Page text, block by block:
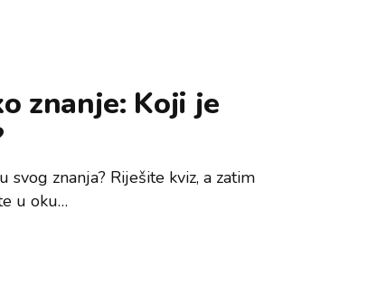
znanje: Koji je
znanja? Riješite kviz, a zatim
u oku…